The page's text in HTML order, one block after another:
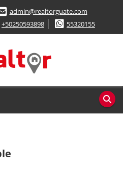
admin@realtorguate.com
+50250593898
55320155